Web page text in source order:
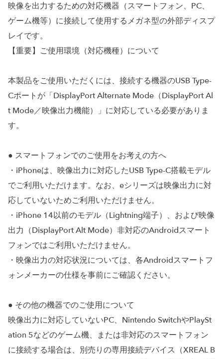
映像を出力するための対応機器（スマートフォン、PC、
ゲーム機等）に接続して使用するメガネ型の外部ディスプ
レイです。
【重要】ご使用環境（対応機種）について
本製品をご使用いただくには、接続する機器のUSB Type-
Cポートが「DisplayPort Alternate Mode（DisplayPort Al
t Mode／映像出力機能）」に対応している必要がありま
す。
● スマートフォンでのご使用をお考えの方へ
・iPhoneは、映像出力に対応したUSB Type-C搭載モデル
でご利用いただけます。なお、eシリーズは映像出力に対
応していないためご利用いただけません。
・iPhone 14以前のモデル（Lightning端子）、および映像
出力（DisplayPort Alt Mode）非対応のAndroidスマート
フォンではご利用いただけません。
・映像出力の対応状況については、各Androidスマートフ
ォンメーカーの仕様を事前にご確認ください。
● その他の機器でのご使用について
映像出力に対応していないPC、Nintendo SwitchやPlaySt
ation 5などのゲーム機、または非対応のスマートフォン
に接続する場合は、別売りの専用接続デバイス（XREAL B